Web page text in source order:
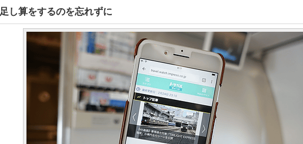
足し算をするのを忘れずに